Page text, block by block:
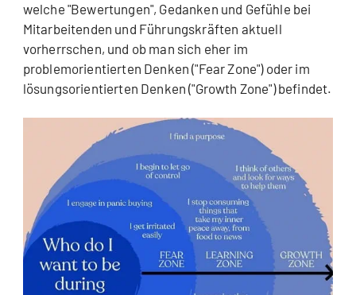
welche "Bewertungen", Gedanken und Gefühle bei
Mitarbeitenden und Führungskräften aktuell
vorherrschen, und ob man sich eher im
problemorientierten Denken ("Fear Zone") oder im
lösungsorientierten Denken ("Growth Zone") befindet.